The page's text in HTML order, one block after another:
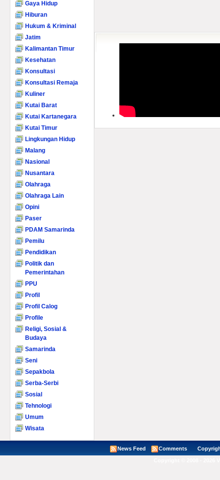
Gaya Hidup
Hiburan
Hukum & Kriminal
Jatim
Kalimantan Timur
Kesehatan
Konsultasi
Konsultasi Remaja
Kuliner
Kutai Barat
Kutai Kartanegara
Kutai Timur
Lingkungan Hidup
Malang
Nasional
Nusantara
Olahraga
Olahraga Lain
Opini
Paser
PDAM Samarinda
Pemilu
Pendidikan
Politik dan
Pemerintahan
PPU
Profil
Profil Calog
Profile
Religi, Sosial &
Budaya
Samarinda
Seni
Sepakbola
Serba-Serbi
Sosial
Tehnologi
Umum
Wisata
News Feed Comments Copyright